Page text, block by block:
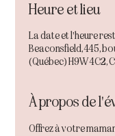
Heure et lieu
La date et l'heure
Beaconsfield, 445,
(Québec) H9W 4C2,
À propos de
Offrez à votre